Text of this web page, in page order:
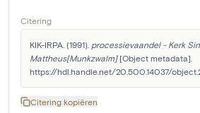
Citering
KIK-IRPA. (1991). processievaandel - Kerk
Mattheus[Munkzwalm] [Object metadata].
https://hdl.handle.net/20.500.14037/
Citering kopiëren